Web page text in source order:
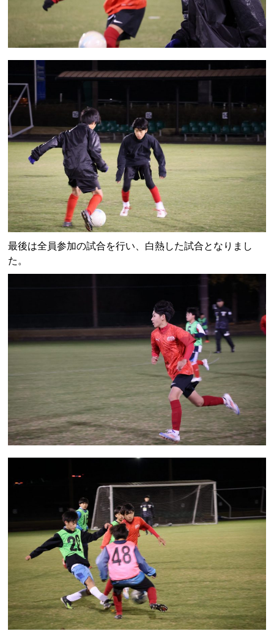
最後は全員参加の試合を行い、白熱した試合となりまし
た。